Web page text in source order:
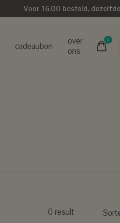
Voor 16.00 besteld,
cadeaubon
over
ons
0items
0 result